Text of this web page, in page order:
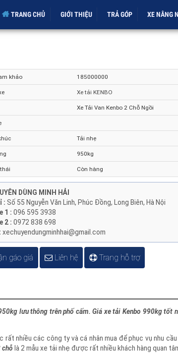
TRANG CHỦ GIỚI THIỆU TRẢ GÓP XE
khảo 185000000
Xe tải KENBO
Xe Tải Van Kenbo 2 Chỗ Ngồi
Tải nhẹ
950kg
thái Còn hàng
DÙNG MINH HẢI
:Số 55 Nguyễn Văn Linh, Phúc Đồng, Long Biên, Hà Nội
1 :096 595 3938
2 :0972 838 698
:xechuyendungminhhai@gmail.com
gáo giá Liên hệ Trang hỗ trợ
lưu thông trên phố cấm. Giá xe tải Kenbo 990kg
nhiều các công ty và cá nhân mua để phục vụ nhu